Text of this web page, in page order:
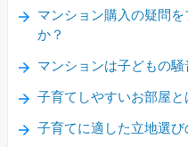
マンション購入の疑問
か？
マンションは子どもの
子育てしやすいお部屋と
子育てに適した立地選び